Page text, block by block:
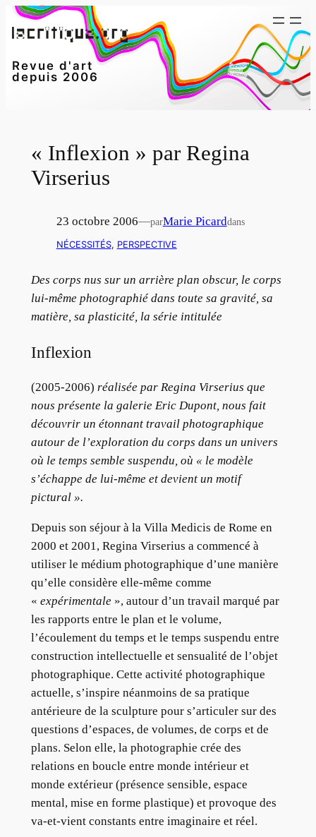
Aller
au
Revue d'art
depuis 2006
« Inflexion » par Regina
Virserius
23 octobre 2006—parMarie Picarddans
NÉCESSITÉS, PERSPECTIVE
Des corps nus sur un arrière plan obscur, le corps
lui-même photographié dans toute sa gravité, sa
matière, sa plasticité, la série intitulée
Inflexion
(2005-2006) réalisée par Regina Virserius que
nous présente la galerie Eric Dupont, nous fait
découvrir un étonnant travail photographique
autour de l’exploration du corps dans un univers
où le temps semble suspendu, où « le modèle
s’échappe de lui-même et devient un motif
pictural ».
Depuis son séjour à la Villa Medicis de Rome en
2000 et 2001, Regina Virserius a commencé à
utiliser le médium photographique d’une manière
qu’elle considère elle-même comme
« expérimentale», autour d’un travail marqué par
les rapports entre le plan et le volume,
l’écoulement du temps et le temps suspendu entre
construction intellectuelle et sensualité de l’objet
photographique. Cette activité photographique
actuelle, s’inspire néanmoins de sa pratique
antérieure de la sculpture pour s’articuler sur des
questions d’espaces, de volumes, de corps et de
plans. Selon elle, la photographie crée des
relations en boucle entre monde intérieur et
monde extérieur (présence sensible, espace
mental, mise en forme plastique) et provoque des
va-et-vient constants entre imaginaire et réel.